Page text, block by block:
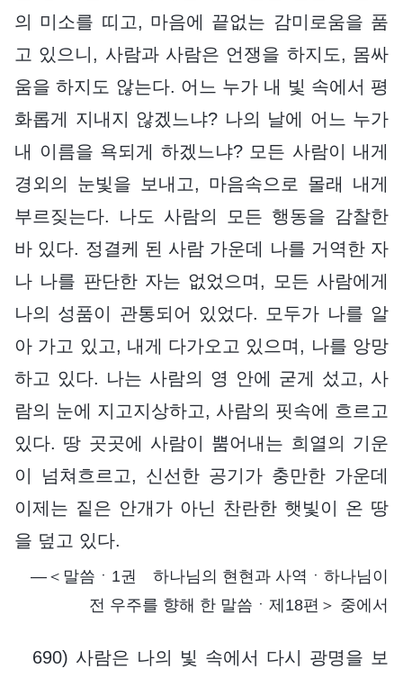
의 미소를 띠고, 마음에 끝없는 감미로움을 품
고 있으니, 사람과 사람은 언쟁을 하지도, 몸싸
움을 하지도 않는다. 어느 누가 내 빛 속에서 평
화롭게 지내지 않겠느냐? 나의 날에 어느 누가
내 이름을 욕되게 하겠느냐? 모든 사람이 내게
경외의 눈빛을 보내고, 마음속으로 몰래 내게
부르짖는다. 나도 사람의 모든 행동을 감찰한
바 있다. 정결케 된 사람 가운데 나를 거역한 자
나 나를 판단한 자는 없었으며, 모든 사람에게
나의 성품이 관통되어 있었다. 모두가 나를 알
아 가고 있고, 내게 다가오고 있으며, 나를 앙망
하고 있다. 나는 사람의 영 안에 굳게 섰고, 사
람의 눈에 지고지상하고, 사람의 핏속에 흐르고
있다. 땅 곳곳에 사람이 뿜어내는 희열의 기운
이 넘쳐흐르고, 신선한 공기가 충만한 가운데
이제는 짙은 안개가 아닌 찬란한 햇빛이 온 땅
을 덮고 있다.
―＜말씀ㆍ1권 하나님의 현현과 사역ㆍ하나님이
전 우주를 향해 한 말씀ㆍ제18편＞ 중에서
690) 사람은 나의 빛 속에서 다시 광명을 보